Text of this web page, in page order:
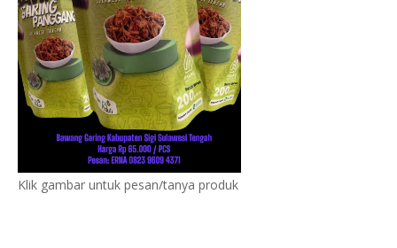
Klik gambar untuk pesan/tanya produk